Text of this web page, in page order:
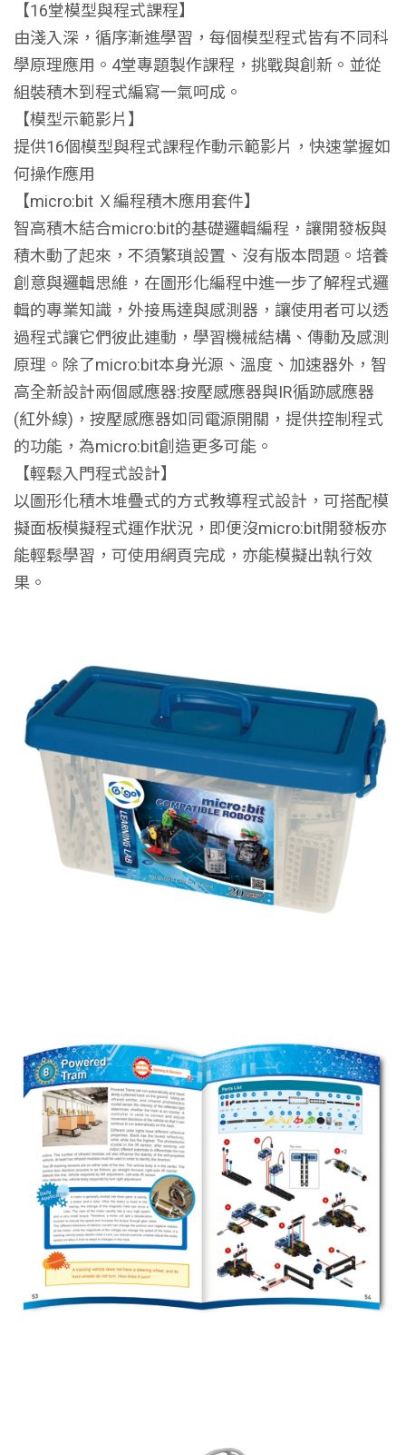
【16堂模型與程式課程】
由淺入深，循序漸進學習，每個模型程式皆有不同科
學原理應用。4堂專題製作課程，挑戰與創新。並從
組裝積木到程式編寫一氣呵成。
【模型示範影片】
提供16個模型與程式課程作動示範影片，快速掌握如
何操作應用
【micro:bit Ｘ編程積木應用套件】
智高積木結合micro:bit的基礎邏輯編程，讓開發板與
積木動了起來，不須繁瑣設置、沒有版本問題。培養
創意與邏輯思維，在圖形化編程中進一步了解程式邏
輯的專業知識，外接馬達與感測器，讓使用者可以透
過程式讓它們彼此連動，學習機械結構、傳動及感測
原理。除了micro:bit本身光源、溫度、加速器外，智
高全新設計兩個感應器:按壓感應器與IR循跡感應器
(紅外線)，按壓感應器如同電源開關，提供控制程式
的功能，為micro:bit創造更多可能。
【輕鬆入門程式設計】
以圖形化積木堆疊式的方式教導程式設計，可搭配模
擬面板模擬程式運作狀況，即便沒micro:bit開發板亦
能輕鬆學習，可使用網頁完成，亦能模擬出執行效
果。